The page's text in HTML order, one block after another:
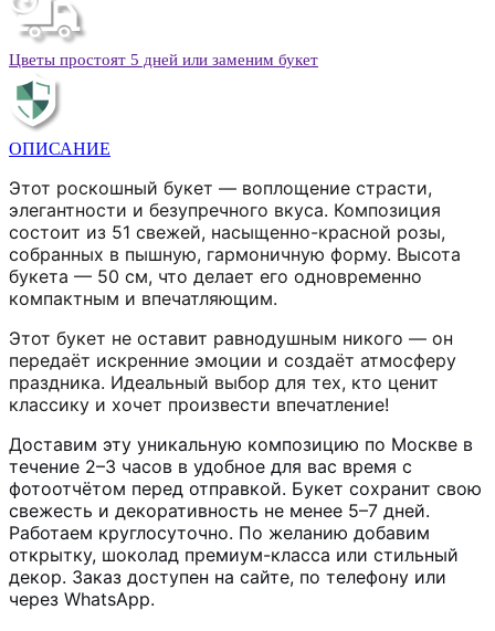
Цветы простоят 5 дней или заменим букет
ОПИСАНИЕ
Этот роскошный букет — воплощение страсти,
элегантности и безупречного вкуса. Композиция
состоит из 51 свежей, насыщенно-красной розы,
собранных в пышную, гармоничную форму. Высота
букета — 50 см, что делает его одновременно
компактным и впечатляющим.
Этот букет не оставит равнодушным никого — он
передаёт искренние эмоции и создаёт атмосферу
праздника. Идеальный выбор для тех, кто ценит
классику и хочет произвести впечатление!
Доставим эту уникальную композицию по Москве в
течение 2–3 часов в удобное для вас время с
фотоотчётом перед отправкой. Букет сохранит свою
свежесть и декоративность не менее 5–7 дней.
Работаем круглосуточно. По желанию добавим
открытку, шоколад премиум-класса или стильный
декор. Заказ доступен на сайте, по телефону или
через WhatsApp.